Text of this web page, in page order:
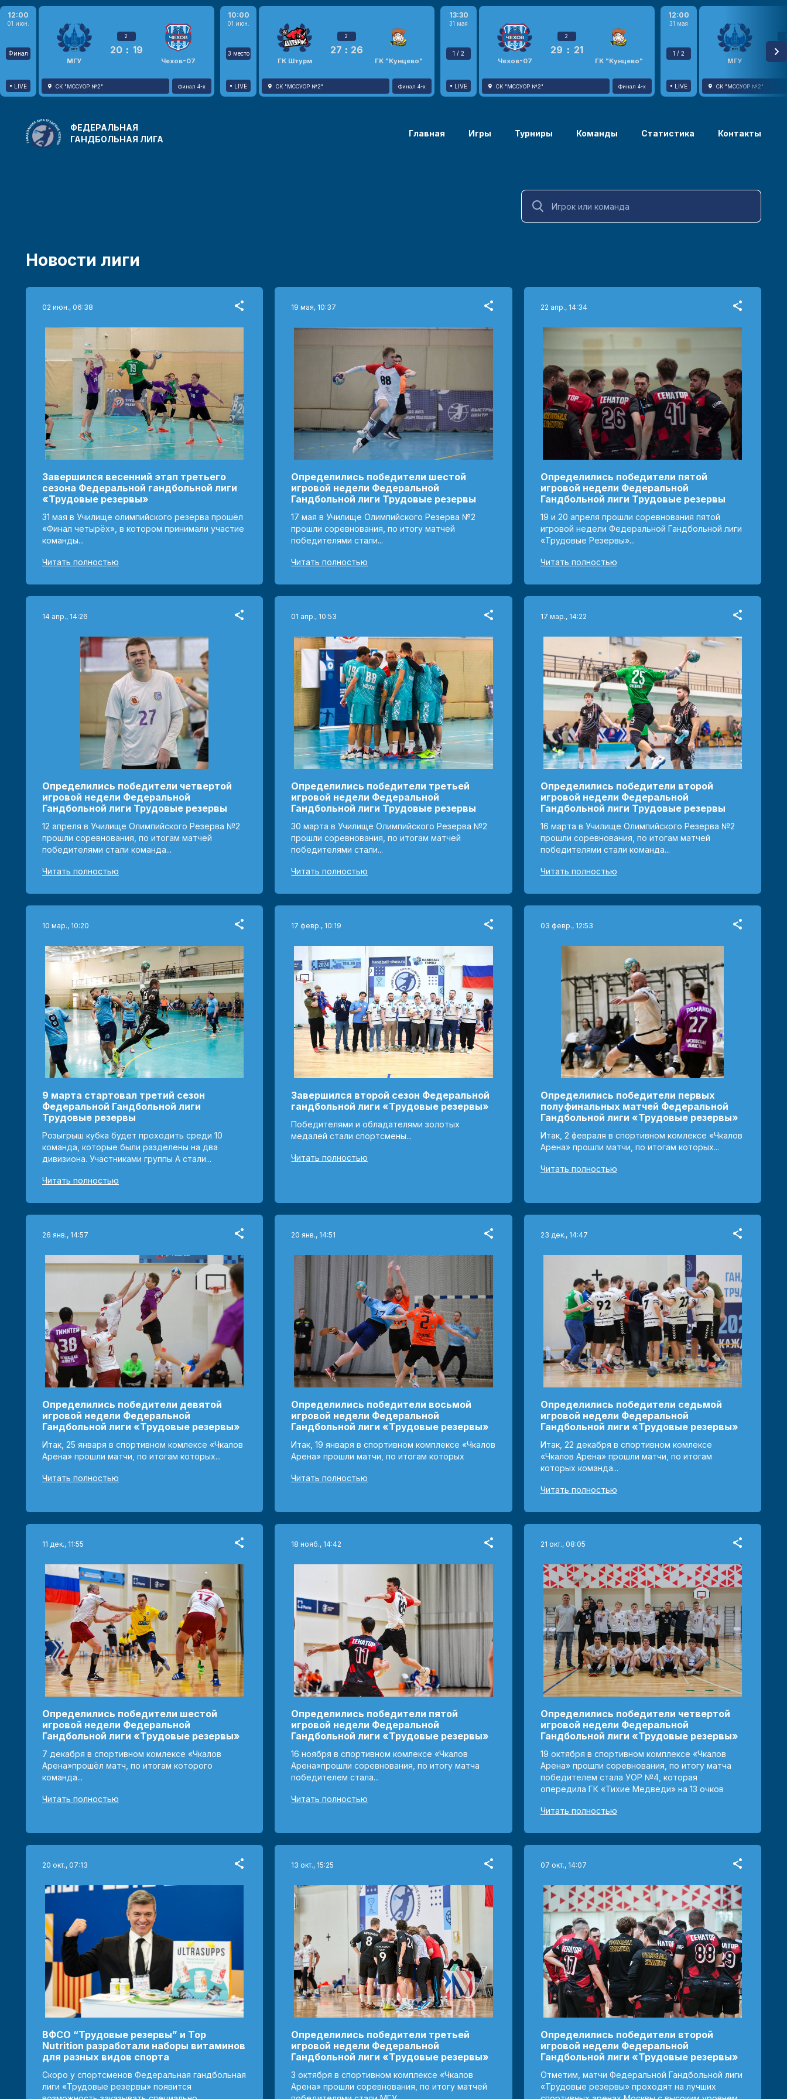
12:00
01 июн.
Финал
LIVE
МГУ
2
20 : 19
Чехов-07
СК "МССУОР №2" Финал 4-х
10:00
01 июн.
3 место
LIVE
ГК Штурм
2
27 : 26
ГК "Кунцево"
СК "МССУОР №2" Финал 4-х
13:30
31 мая
1 / 2
LIVE
Чехов-07
2
29 : 21
ГК "Кунцево"
СК "МССУОР №2" Финал 4-х
12:00
31 мая
1 / 2
LIVE
МГУ
23
СК "МССУОР №2"
ФЕДЕРАЛЬНАЯ
ГАНДБОЛЬНАЯ ЛИГА
Главная Игры Турниры Команды Статистика Контакты
Новости лиги
02 июн., 06:38
Завершился весенний этап третьего
сезона Федеральной гандбольной лиги
«Трудовые резервы»
31 мая в Училище олимпийского резерва прошёл
«Финал четырёх», в котором принимали участие
команды...
Читать полностью
19 мая, 10:37
Определились победители шестой
игровой недели Федеральной
Гандбольной лиги Трудовые резервы
17 мая в Училище Олимпийского Резерва №2
прошли соревнования, по итогу матчей
победителями стали...
Читать полностью
22 апр., 14:34
Определились победители пятой
игровой недели Федеральной
Гандбольной лиги Трудовые резервы
19 и 20 апреля прошли соревнования пятой
игровой недели Федеральной Гандбольной лиги
«Трудовые Резервы»...
Читать полностью
14 апр., 14:26
Определились победители четвертой
игровой недели Федеральной
Гандбольной лиги Трудовые резервы
12 апреля в Училище Олимпийского Резерва №2
прошли соревнования, по итогам матчей
победителями стали команда...
Читать полностью
01 апр., 10:53
Определились победители третьей
игровой недели Федеральной
Гандбольной лиги Трудовые резервы
30 марта в Училище Олимпийского Резерва №2
прошли соревнования, по итогам матчей
победителями стали...
Читать полностью
17 мар., 14:22
Определились победители второй
игровой недели Федеральной
Гандбольной лиги Трудовые резервы
16 марта в Училище Олимпийского Резерва №2
прошли соревнования, по итогам матчей
победителями стали команда...
Читать полностью
10 мар., 10:20
9 марта стартовал третий сезон
Федеральной Гандбольной лиги
Трудовые резервы
Розыгрыш кубка будет проходить среди 10
команда, которые были разделены на два
дивизиона. Участниками группы А стали...
Читать полностью
17 февр., 10:19
Завершился второй сезон Федеральной
гандбольной лиги «Трудовые резервы»
Победителями и обладателями золотых
медалей стали спортсмены...
Читать полностью
03 февр., 12:53
Определились победители первых
полуфинальных матчей Федеральной
Гандбольной лиги «Трудовые резервы»
Итак, 2 февраля в спортивном комлексе «Чкалов
Арена» прошли матчи, по итогам которых...
Читать полностью
26 янв., 14:57
Определились победители девятой
игровой недели Федеральной
Гандбольной лиги «Трудовые резервы»
Итак, 25 января в спортивном комлексе «Чкалов
Арена» прошли матчи, по итогам которых...
Читать полностью
20 янв., 14:51
Определились победители восьмой
игровой недели Федеральной
Гандбольной лиги «Трудовые резервы»
Итак, 19 января в спортивном комплексе «Чкалов
Арена» прошли матчи, по итогам которых
Читать полностью
23 дек., 14:47
Определились победители седьмой
игровой недели Федеральной
Гандбольной лиги «Трудовые резервы»
Итак, 22 декабря в спортивном комлексе
«Чкалов Арена» прошли матчи, по итогам
которых команда...
Читать полностью
11 дек., 11:55
Определились победители шестой
игровой недели Федеральной
Гандбольной лиги «Трудовые резервы»
7 декабря в спортивном комлексе «Чкалов
Арена»прошёл матч, по итогам которого
команда...
Читать полностью
18 нояб., 14:42
Определились победители пятой
игровой недели Федеральной
Гандбольной лиги «Трудовые резервы»
16 ноября в спортивном комлексе «Чкалов
Арена»прошли соревнования, по итогу матча
победителем стала...
Читать полностью
21 окт., 08:05
Определились победители четвертой
игровой недели Федеральной
Гандбольной лиги «Трудовые резервы»
19 октября в спортивном комплексе «Чкалов
Арена» прошли соревнования, по итогу матча
победителем стала УОР №4, которая
опередила ГК «Тихие Медведи» на 13 очков
Читать полностью
20 окт., 07:13
ВФСО “Трудовые резервы” и Top
Nutrition разработали наборы витаминов
для разных видов спорта
Скоро у спортсменов Федеральная гандбольная
лиги «Трудовые резервы» появится
13 окт., 15:25
Определились победители третьей
игровой недели Федеральной
Гандбольной лиги «Трудовые резервы»
3 октября в спортивном комплексе «Чкалов
Арена» прошли соревнования, по итогу матчей
07 окт., 14:07
Определились победители второй
игровой недели Федеральной
Гандбольной лиги «Трудовые резервы»
Отметим, матчи Федеральной Гандбольной лиги
«Трудовые резервы» проходят на лучших